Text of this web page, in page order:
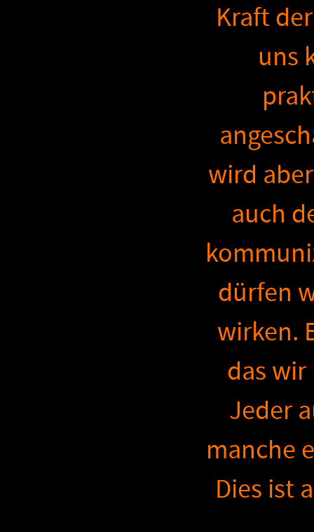
Kraft
uns
wird
auch
dürfen
wirken.
das
Jeder
manche
Dies ist